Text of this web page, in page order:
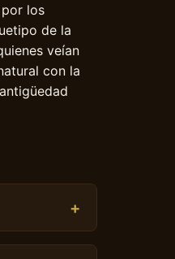
los
de la
veían
con la